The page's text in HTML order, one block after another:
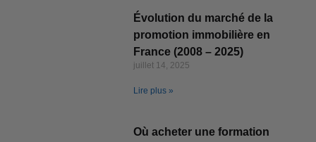
Évolution du marché de la
promotion immobilière en
France (2008 – 2025)
juillet 14, 2025
Lire plus »
Où acheter une formation